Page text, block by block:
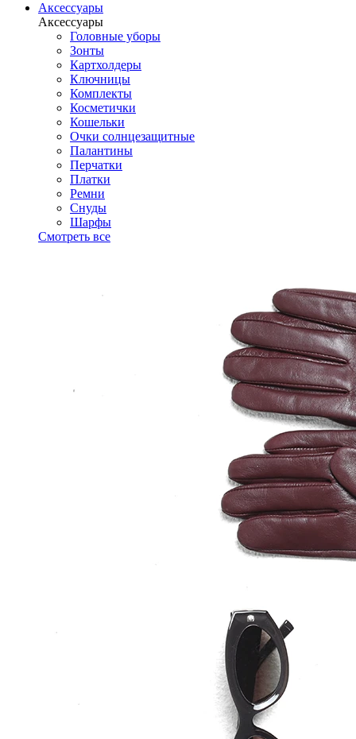
Аксессуары
Аксессуары
Головные уборы
Зонты
Картхолдеры
Ключницы
Комплекты
Косметички
Кошельки
Очки солнцезащитные
Палантины
Перчатки
Платки
Ремни
Снуды
Шарфы
Смотреть все